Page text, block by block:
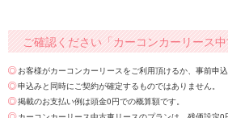
ご確認ください「カーコンカーリース
お客様がカーコンカーリースをご利用頂けるか、事前申
申込みと同時にご契約が確定するものではありません。
掲載のお支払い例は頭金0円での概算額です。